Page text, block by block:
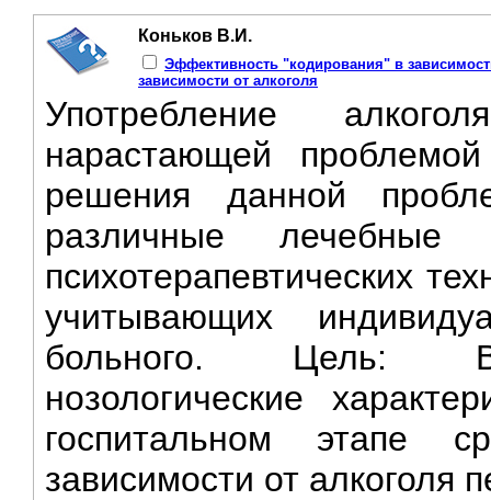
Коньков В.И.
Эффективность "кодирования" в
зависимости от алкоголя
Употребление
нарастающей
решения данной
различные
психотерапевтических
учитывающих
больного. Цель:
нозологические
госпитальном этапе
зависимости от алкоголя